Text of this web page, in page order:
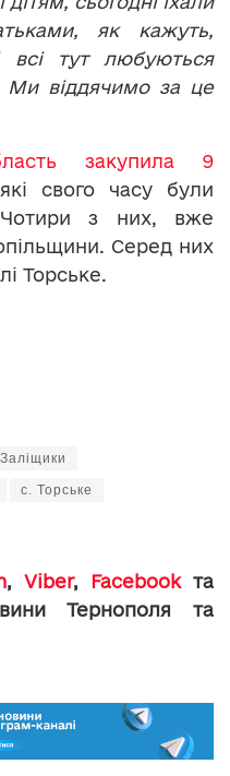
як кажуть,
тут любуються
Ми віддячимо за це
закупила 9
свого часу були
з них, вже
Серед них
Торське.
Заліщики
с. Торське
, Viber, Facebookта
Тернополя та